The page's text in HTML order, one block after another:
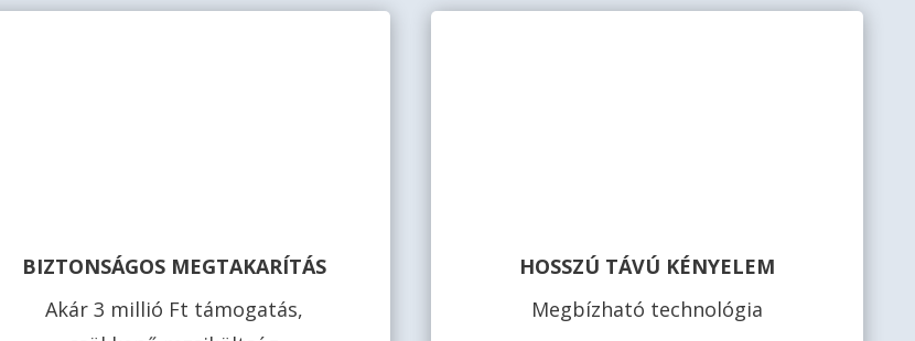
BIZTONSÁGOS MEGTAKARÍTÁS
Akár 3 millió Ft támogatás,
HOSSZÚ TÁVÚ KÉNYELEM
Megbízható technológia